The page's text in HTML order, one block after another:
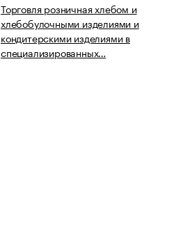
Торговля розничная хлебом и
хлебобулочными изделиями и
кондитерскими изделиями в
специализированных…